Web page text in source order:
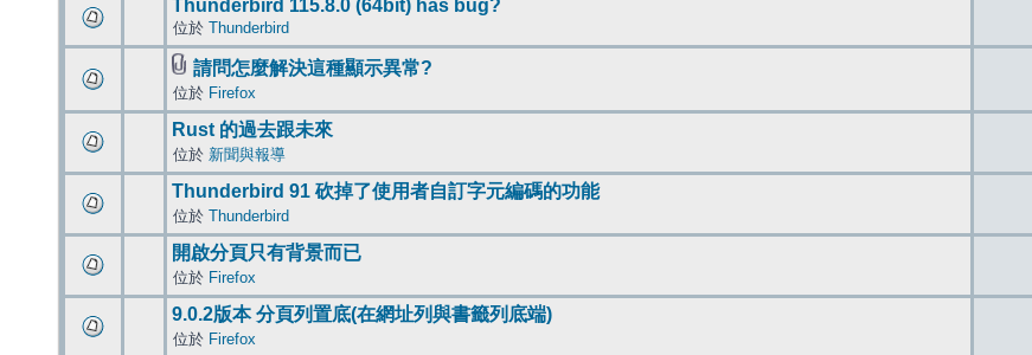
Thunderbird 115.8.0 (64bit) has bug?
位於 Thunderbird
請問怎麼解決這種顯示異常?
位於 Firefox
Rust 的過去跟未來
位於 新聞與報導
Thunderbird 91 砍掉了使用者自訂字元編碼的功能
位於 Thunderbird
開啟分頁只有背景而已
位於 Firefox
9.0.2版本 分頁列置底(在網址列與書籤列底端)
位於 Firefox